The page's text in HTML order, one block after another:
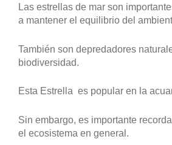
Las estrellas de mar son
a mantener el equilibrio del
También son depredadores
biodiversidad.
Esta Estrella es popular en la
Sin embargo, es importante
el ecosistema en general.